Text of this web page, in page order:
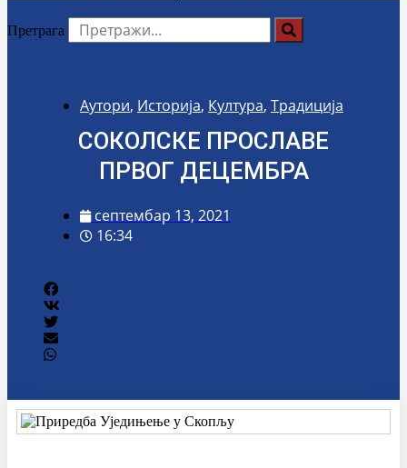
Претрага
Аутори, Историја, Култура, Традиција
СОКОЛСКЕ ПРОСЛАВЕ
ПРВОГ ДЕЦЕМБРА
септембар 13, 2021
16:34